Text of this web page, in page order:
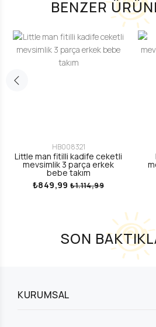
BENZER
HB008321
Little man fitilli kadife ceketli
mevsimlik 3 parça erkek
bebe takım
₺849,99₺1.114,99
SON
KURUMSAL